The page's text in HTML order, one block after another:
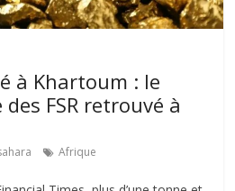
à Khartoum : le
FSR retrouvé à
Afrique